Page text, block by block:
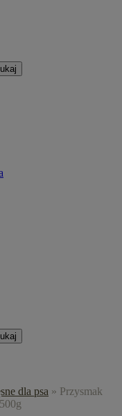
dla psa » Przysmak